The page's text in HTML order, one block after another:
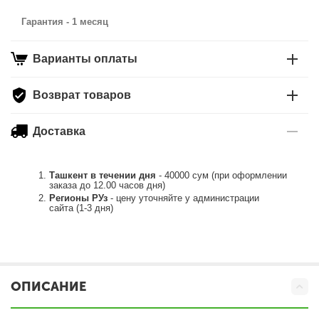
Гарантия - 1 месяц
Варианты оплаты
Возврат товаров
Доставка
Ташкент в течении дня - 40000 сум (при оформлении
заказа до 12.00 часов дня)
Регионы РУз - цену уточняйте у администрации
сайта (1-3 дня)
ОПИСАНИЕ